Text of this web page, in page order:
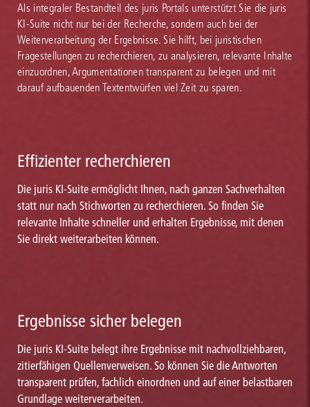
Als integraler Bestandteil des juris Portals unterstützt Sie die juris
KI-Suite nicht nur bei der Recherche, sondern auch bei der
Weiterverarbeitung der Ergebnisse. Sie hilft, bei juristischen
Fragestellungen zu recherchieren, zu analysieren, relevante Inhalte
einzuordnen, Argumentationen transparent zu belegen und mit
darauf aufbauenden Textentwürfen viel Zeit zu sparen.
Effizienter recherchieren
Die juris KI-Suite ermöglicht Ihnen, nach ganzen Sachverhalten
statt nur nach Stichworten zu recherchieren. So finden Sie
relevante Inhalte schneller und erhalten Ergebnisse, mit denen
Sie direkt weiterarbeiten können.
Ergebnisse sicher belegen
Die juris KI-Suite belegt ihre Ergebnisse mit nachvollziehbaren,
zitierfähigen Quellenverweisen. So können Sie die Antworten
transparent prüfen, fachlich einordnen und auf einer belastbaren
Grundlage weiterverarbeiten.